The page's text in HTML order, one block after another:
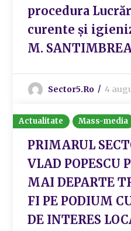
procedura
curente și
M.
Sector5.ro 4
Actualitate Mass-media
PRIMARUL
VLAD POPESCU
MAI DEPARTE
FI PE PODIUM
DE INTERES